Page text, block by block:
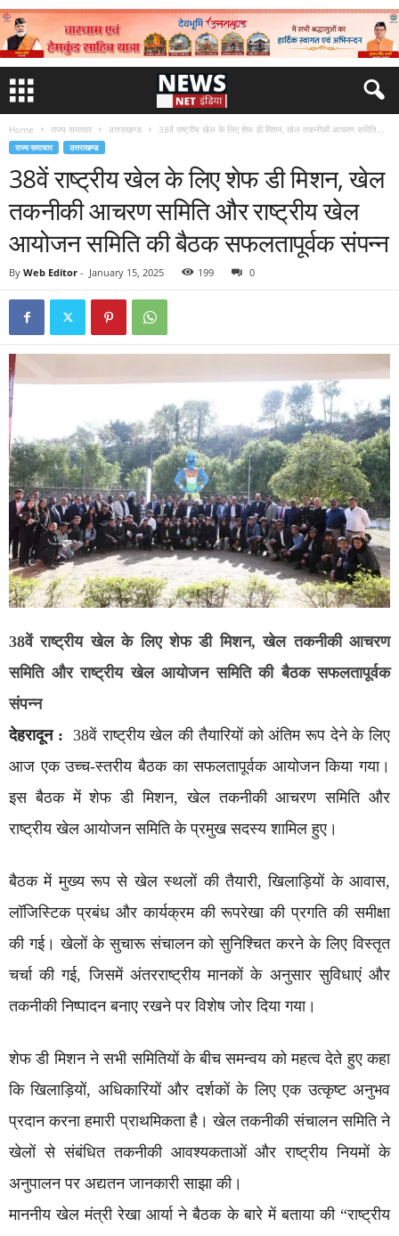
Home राज्य समाचार उत्तराखण्ड 38वें राष्ट्रीय खेल के लिए शेफ डी मिशन, खेल तकनीकी आचरण समिति...
राज्य समाचार उत्तराखण्ड
38वें राष्ट्रीय खेल के लिए शेफ डी मिशन, खेल
तकनीकी आचरण समिति और राष्ट्रीय खेल
आयोजन समिति की बैठक सफलतापूर्वक संपन्न
By Web Editor - January 15, 2025 199 0
38वें राष्ट्रीय खेल के लिए शेफ डी मिशन, खेल तकनीकी आचरण
समिति और राष्ट्रीय खेल आयोजन समिति की बैठक सफलतापूर्वक
संपन्न
देहरादून : 38वें राष्ट्रीय खेल की तैयारियों को अंतिम रूप देने के लिए
आज एक उच्च-स्तरीय बैठक का सफलतापूर्वक आयोजन किया गया।
इस बैठक में शेफ डी मिशन, खेल तकनीकी आचरण समिति और
राष्ट्रीय खेल आयोजन समिति के प्रमुख सदस्य शामिल हुए।
बैठक में मुख्य रूप से खेल स्थलों की तैयारी, खिलाड़ियों के आवास,
लॉजिस्टिक प्रबंध और कार्यक्रम की रूपरेखा की प्रगति की समीक्षा
की गई। खेलों के सुचारू संचालन को सुनिश्चित करने के लिए विस्तृत
चर्चा की गई, जिसमें अंतरराष्ट्रीय मानकों के अनुसार सुविधाएं और
तकनीकी निष्पादन बनाए रखने पर विशेष जोर दिया गया।
शेफ डी मिशन ने सभी समितियों के बीच समन्वय को महत्व देते हुए कहा
कि खिलाड़ियों, अधिकारियों और दर्शकों के लिए एक उत्कृष्ट अनुभव
प्रदान करना हमारी प्राथमिकता है। खेल तकनीकी संचालन समिति ने
खेलों से संबंधित तकनीकी आवश्यकताओं और राष्ट्रीय नियमों के
अनुपालन पर अद्यतन जानकारी साझा की।
माननीय खेल मंत्री रेखा आर्या ने बैठक के बारे में बताया की “राष्ट्रीय